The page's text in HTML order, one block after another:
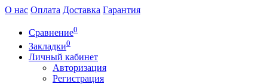
О нас Оплата Доставка Гарантия
Сравнение0
Закладки0
Личный кабинет
Авторизация
Регистрация